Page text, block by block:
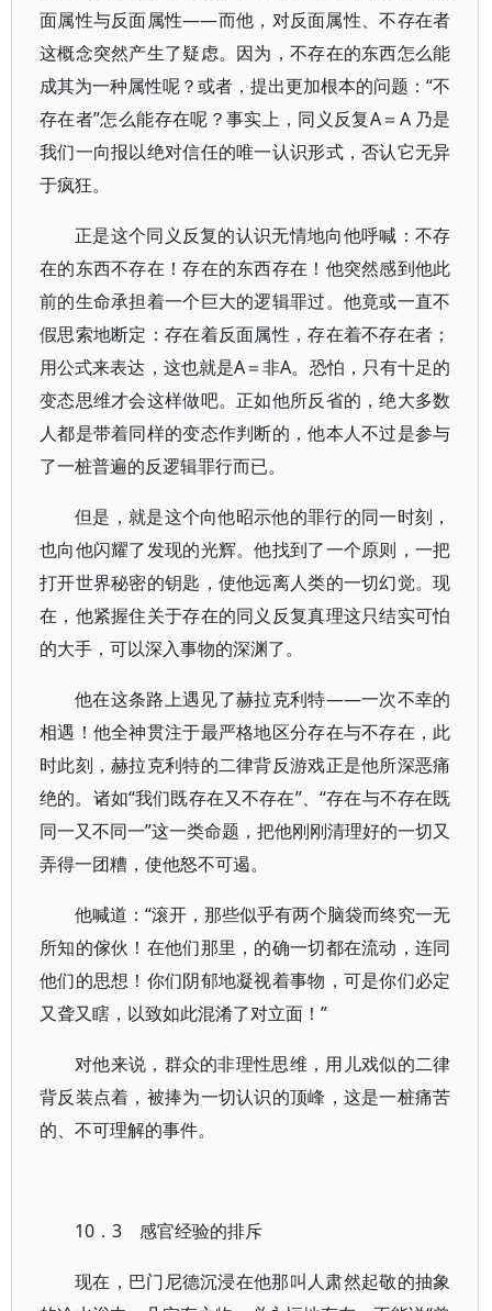
面属性与反面属性——而他，对反面属性、不存在者
这概念突然产生了疑虑。因为，不存在的东西怎么能
成其为一种属性呢？或者，提出更加根本的问题：“不
存在者”怎么能存在呢？事实上，同义反复A＝A 乃是
我们一向报以绝对信任的唯一认识形式，否认它无异
于疯狂。
正是这个同义反复的认识无情地向他呼喊：不存
在的东西不存在！存在的东西存在！他突然感到他此
前的生命承担着一个巨大的逻辑罪过。他竟或一直不
假思索地断定：存在着反面属性，存在着不存在者；
用公式来表达，这也就是A＝非A。恐怕，只有十足的
变态思维才会这样做吧。正如他所反省的，绝大多数
人都是带着同样的变态作判断的，他本人不过是参与
了一桩普遍的反逻辑罪行而已。
但是，就是这个向他昭示他的罪行的同一时刻，
也向他闪耀了发现的光辉。他找到了一个原则，一把
打开世界秘密的钥匙，使他远离人类的一切幻觉。现
在，他紧握住关于存在的同义反复真理这只结实可怕
的大手，可以深入事物的深渊了。
他在这条路上遇见了赫拉克利特——一次不幸的
相遇！他全神贯注于最严格地区分存在与不存在，此
时此刻，赫拉克利特的二律背反游戏正是他所深恶痛
绝的。诸如“我们既存在又不存在”、“存在与不存在既
同一又不同一”这一类命题，把他刚刚清理好的一切又
弄得一团糟，使他怒不可遏。
他喊道：“滚开，那些似乎有两个脑袋而终究一无
所知的傢伙！在他们那里，的确一切都在流动，连同
他们的思想！你们阴郁地凝视着事物，可是你们必定
又聋又瞎，以致如此混淆了对立面！”
对他来说，群众的非理性思维，用儿戏似的二律
背反装点着，被捧为一切认识的顶峰，这是一桩痛苦
的、不可理解的事件。
10．3 感官经验的排斥
现在，巴门尼德沉浸在他那叫人肃然起敬的抽象